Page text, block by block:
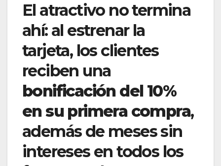
El atractivo no termina
ahí: al estrenar la
tarjeta, los clientes
reciben una
bonificación del 10%
en su primera compra,
además de meses sin
intereses en todos los